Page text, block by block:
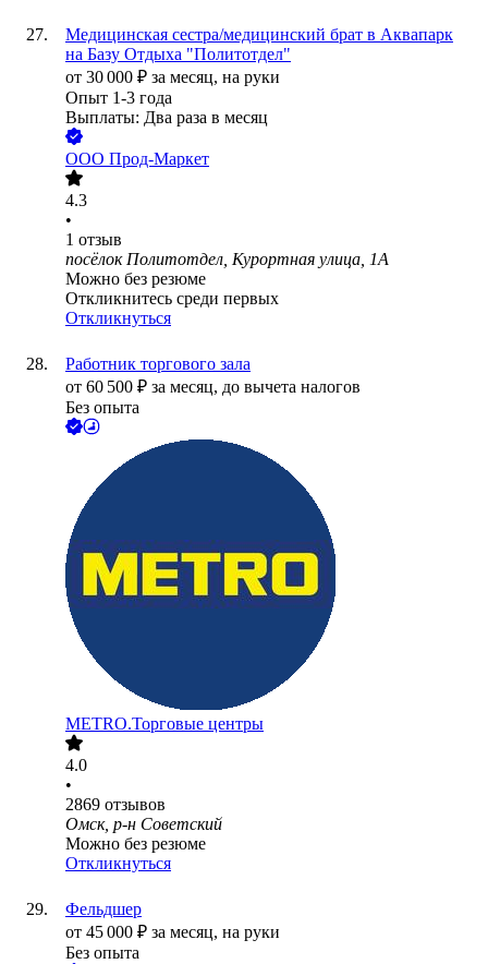
Медицинская сестра/медицинский брат в Аквапарк
на Базу Отдыха "Политотдел"
от 30 000 ₽ за месяц, на руки
Опыт 1-3 года
Выплаты: Два раза в месяц
ООО Прод-Маркет
4.3
•
1 отзыв
посёлок Политотдел, Курортная улица, 1А
Можно без резюме
Откликнитесь среди первых
Откликнуться
Работник торгового зала
от 60 500 ₽ за месяц, до вычета налогов
Без опыта
METRO.Торговые центры
4.0
•
2869 отзывов
Омск, р-н Советский
Можно без резюме
Откликнуться
Фельдшер
от 45 000 ₽ за месяц, на руки
Без опыта